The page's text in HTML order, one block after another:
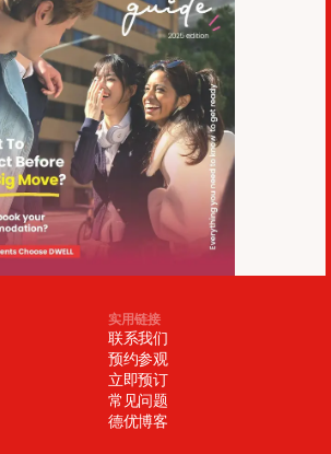
实用链接
联系我们
预约参观
立即预订
常见问题
德优博客